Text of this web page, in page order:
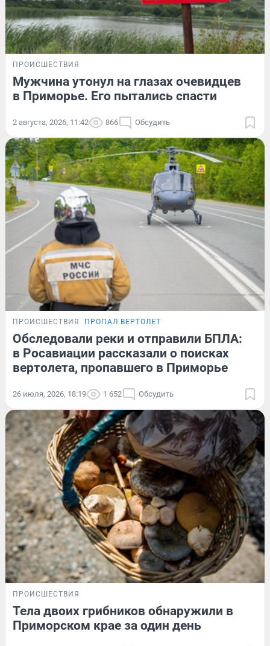
ПРОИСШЕСТВИЯ
Мужчина утонул на глазах очевидцев
в Приморье. Его пытались спасти
2 августа, 2026, 11:42 866 Обсудить
ПРОИСШЕСТВИЯ ПРОПАЛ ВЕРТОЛЕТ
Обследовали реки и отправили БПЛА:
в Росавиации рассказали о поисках
вертолета, пропавшего в Приморье
26 июля, 2026, 18:19 1 652 Обсудить
ПРОИСШЕСТВИЯ
Тела двоих грибников обнаружили в
Приморском крае за один день